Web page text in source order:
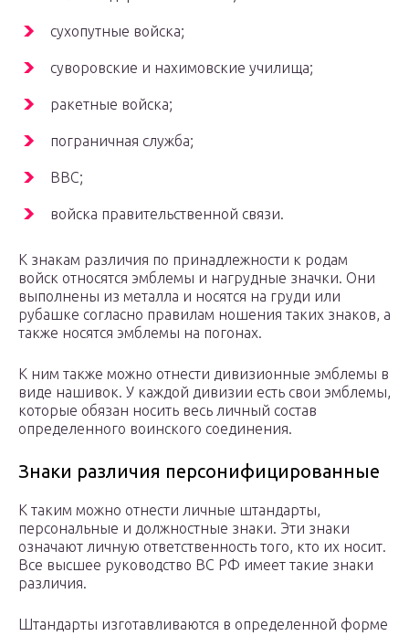
сухопутные войска;
суворовские и нахимовские училища;
ракетные войска;
пограничная служба;
ВВС;
войска правительственной связи.
К знакам различия по принадлежности к родам
войск относятся эмблемы и нагрудные значки. Они
выполнены из металла и носятся на груди или
рубашке согласно правилам ношения таких знаков, а
также носятся эмблемы на погонах.
К ним также можно отнести дивизионные эмблемы в
виде нашивок. У каждой дивизии есть свои эмблемы,
которые обязан носить весь личный состав
определенного воинского соединения.
Знаки различия персонифицированные
К таким можно отнести личные штандарты,
персональные и должностные знаки. Эти знаки
означают личную ответственность того, кто их носит.
Все высшее руководство ВС РФ имеет такие знаки
различия.
Штандарты изготавливаются в определенной форме